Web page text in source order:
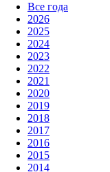
Все года
2026
2025
2024
2023
2022
2021
2020
2019
2018
2017
2016
2015
2014